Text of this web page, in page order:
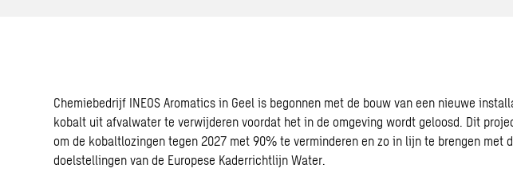
Chemiebedrijf INEOS Aromatics in Geel is begonnen met de bouw van een nieuwe
kobalt uit afvalwater te verwijderen voordat het in de omgeving wordt geloosd. Dit
om de kobaltlozingen tegen 2027 met 90% te verminderen en zo in lijn te brengen met
doelstellingen van de Europese Kaderrichtlijn Water.